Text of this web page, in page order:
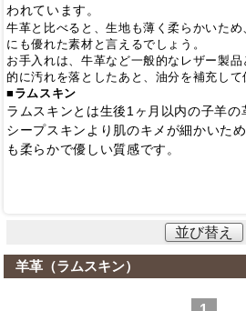
われています。
牛革と比べると、生地も薄く柔らかいた
にも優れた素材と言えるでしょう。
お手入れは、牛革など一般的なレザー製
的に汚れを落としたあと、油分を補充して
■ラムスキン
ラムスキンとは生後1ヶ月以内の子羊の
シープスキンより肌のキメが細かいた
も柔らかで優しい質感です。
並び替え
羊革（ラムスキン）